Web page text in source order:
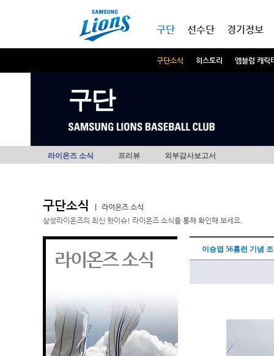
구단
구단소식 히스토리 엠블럼 캐릭
선수단 경기정보
구단
라이온즈 소식 프리뷰 외부감사보고서
구단소식
라이온즈 소식
삼성라이온즈의 최신 핫이슈! 라이온즈 소식을 통해 확인해 보세요.
라이온즈 소식 이승엽 56홈런 기념